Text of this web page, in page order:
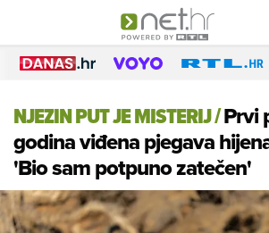
NJEZIN PUT JE MISTERIJ/Prvi
godina viđena pjegava
'Bio sam potpuno zatečen'